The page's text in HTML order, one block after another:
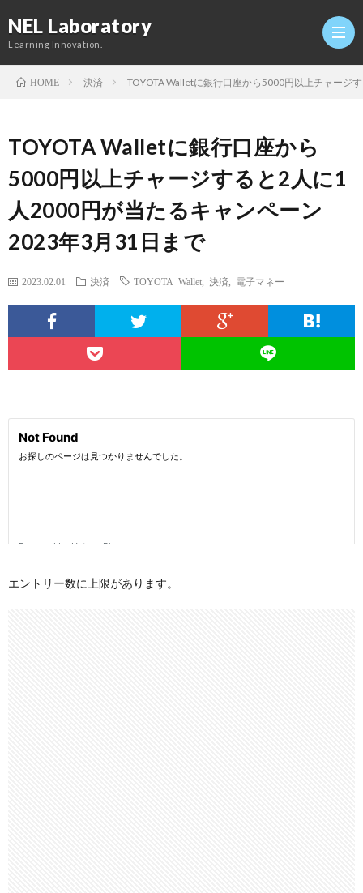
NEL Laboratory
Learning Innovation.
HOME 決済 TOYOTA Walletに銀行口座から5000円以上チャージ
TOYOTA Walletに銀行口座から
5000円以上チャージすると2人に1
人2000円が当たるキャンペーン
2023年3月31日まで
2023.02.01 決済 TOYOTA Wallet 決済 電子マネー
エントリー数に上限があります。